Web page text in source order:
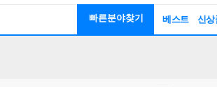
빠른분야찾기 베스트 신상